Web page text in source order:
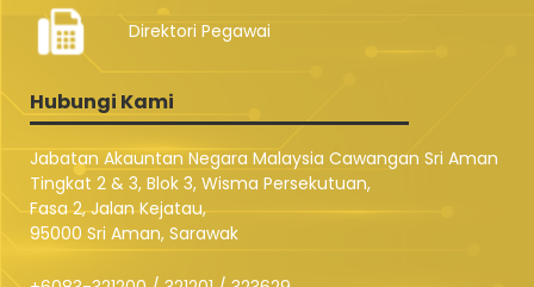
Direktori Pegawai
Hubungi Kami
Jabatan Akauntan Negara Malaysia Cawangan Sri Aman
Tingkat 2 & 3, Blok 3, Wisma Persekutuan,
Fasa 2, Jalan Kejatau,
95000 Sri Aman, Sarawak